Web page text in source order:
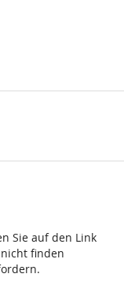
Sie auf den Link
finden